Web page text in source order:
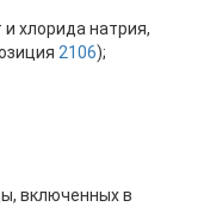
хлорида натрия,
2106);
включенных в